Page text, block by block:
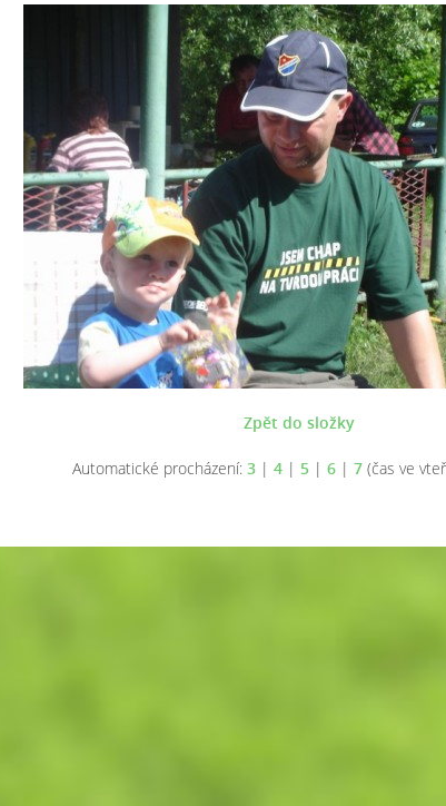
Zpět do složky
Automatické procházení: 3| 4| 5| 6| 7(čas ve